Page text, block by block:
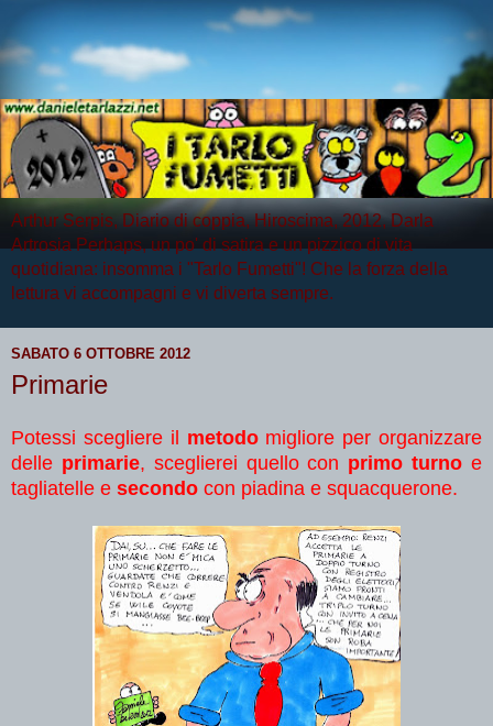
Arthur Serpis, Diario di coppia, Hiroscima, 2012, Darla
Artrosia Perhaps, un po' di satira e un pizzico di vita
quotidiana: insomma i "Tarlo Fumetti"! Che la forza della
lettura vi accompagni e vi diverta sempre.
SABATO 6 OTTOBRE 2012
Primarie
Potessi scegliere il metodomigliore per organizzare
delle primarie, sceglierei quello con primo turno e
tagliatelle e secondo con piadina e squacquerone.